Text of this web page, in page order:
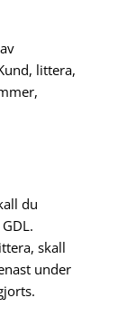
littera,
du
skall
under